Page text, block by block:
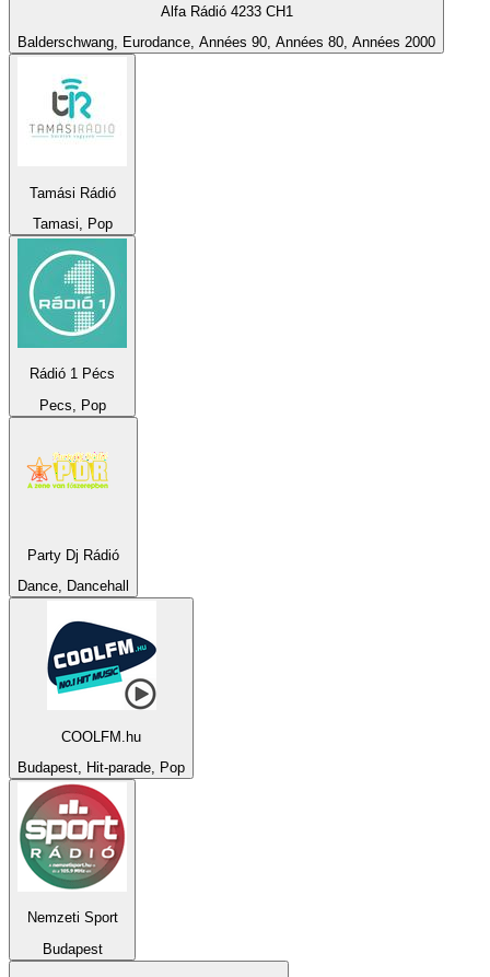
Alfa Rádió 4233 CH1
Balderschwang, Eurodance, Années 90, Années 80, Années 2000
Tamási Rádió
Tamasi, Pop
Rádió 1 Pécs
Pecs, Pop
Party Dj Rádió
Dance, Dancehall
COOLFM.hu
Budapest, Hit-parade, Pop
Nemzeti Sport
Budapest